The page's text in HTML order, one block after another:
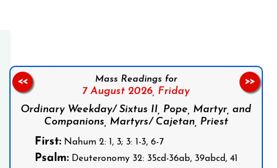
Mass Readings for
7 August 2026, Friday
Ordinary Weekday/ Sixtus II, Pope, Martyr, and
Companions, Martyrs/ Cajetan, Priest
First:Nahum 2: 1, 3; 3: 1-3, 6-7
Psalm:Deuteronomy 32: 35cd-36ab, 39abcd, 41
<< >>